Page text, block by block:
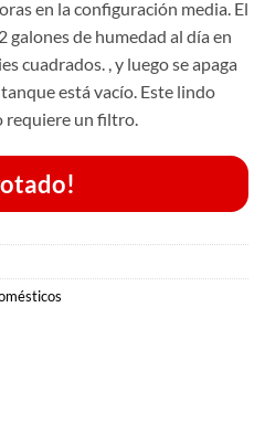
en la configuración media. El
galones de humedad al día en
cuadrados. , y luego se apaga
está vacío. Este lindo
requiere un filtro.